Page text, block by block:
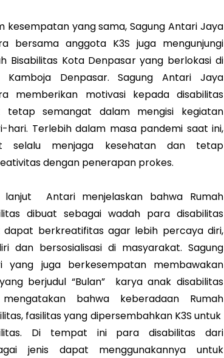
kesempatan yang sama, Sagung Antari Jaya
bersama anggota K3S juga mengunjungi
Bisabilitas Kota Denpasar yang berlokasi di
Kamboja Denpasar. Sagung Antari Jaya
memberikan motivasi kepada disabilitas
tetap semangat dalam mengisi kegiatan
hari. Terlebih dalam masa pandemi saat ini,
selalu menjaga kesehatan dan tetap
dengan penerapan prokes.
lanjut Antari menjelaskan bahwa Rumah
dibuat sebagai wadah para disabilitas
dapat berkreatifitas agar lebih percaya diri,
dan bersosialisasi di masyarakat. Sagung
yang juga berkesempatan membawakan
berjudul “Bulan” karya anak disabilitas
bahwa keberadaan Rumah
fasilitas yang dipersembahkan K3S untuk
Di tempat ini para disabilitas dari
jenis dapat menggunakannya untuk